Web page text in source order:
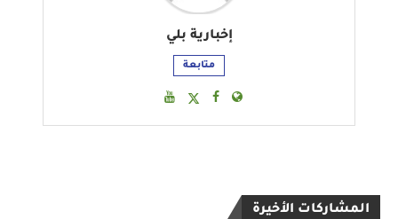
إخبارية بلي
متابعة
المشاركات الأخيرة